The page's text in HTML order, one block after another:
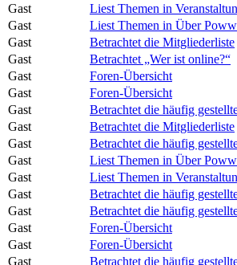
Gast
Liest Themen in
Gast
Liest Themen in Über
Gast
Betrachtet die Mitgliederliste
Gast
Betrachtet „Wer ist online?“
Gast
Foren-Übersicht
Gast
Foren-Übersicht
Gast
Betrachtet die häufig
Gast
Betrachtet die Mitgliederliste
Gast
Betrachtet die häufig
Gast
Liest Themen in Über
Gast
Liest Themen in
Gast
Betrachtet die häufig
Gast
Betrachtet die häufig
Gast
Foren-Übersicht
Gast
Foren-Übersicht
Gast
Betrachtet die häufig